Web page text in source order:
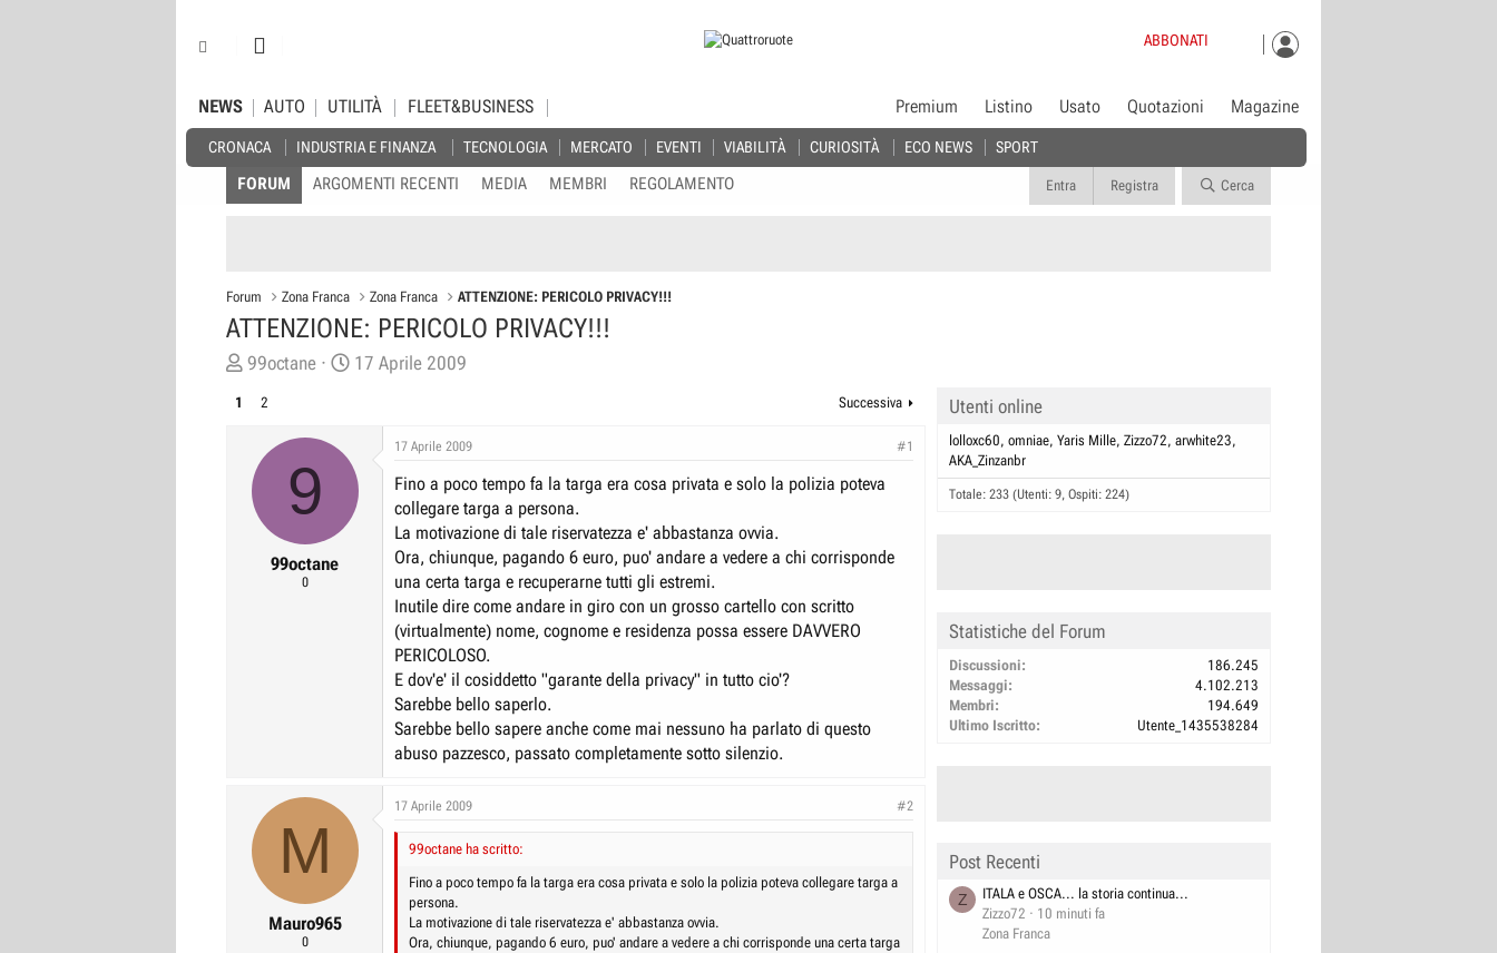
ABBONATI
NEWS
CRONACA INDUSTRIA E FINANZA TECNOLOGIA MERCATO EVENTI VIABILITÀ CURIOSITÀ ECO NEWS SPORT
AUTO UTILITÀ FLEET&BUSINESS Premium Listino Usato Quotazioni Magazine
FORUM ARGOMENTI RECENTI MEDIA MEMBRI REGOLAMENTO Entra Registra Cerca
Forum Zona Franca Zona Franca ATTENZIONE: PERICOLO PRIVACY!!!
ATTENZIONE: PERICOLO PRIVACY!!!
C
o
e
99octane
D
d
17 Aprile 2009
1 2 Successiva
9
99octane
0
17 Aprile 2009 #1
Fino a poco tempo fa la targa era cosa privata e solo la polizia poteva
collegare targa a persona.
La motivazione di tale riservatezza e' abbastanza ovvia.
Ora, chiunque, pagando 6 euro, puo' andare a vedere a chi corrisponde
una certa targa e recuperarne tutti gli estremi.
Inutile dire come andare in giro con un grosso cartello con scritto
(virtualmente) nome, cognome e residenza possa essere DAVVERO
PERICOLOSO.
E dov'e' il cosiddetto "garante della privacy" in tutto cio'?
Sarebbe bello saperlo.
Sarebbe bello sapere anche come mai nessuno ha parlato di questo
abuso pazzesco, passato completamente sotto silenzio.
M
Mauro965
0
17 Aprile 2009 #2
99octane ha scritto:
Fino a poco tempo fa la targa era cosa privata e solo la polizia poteva collegare targa a
persona.
La motivazione di tale riservatezza e' abbastanza ovvia.
Ora, chiunque, pagando 6 euro, puo' andare a vedere a chi corrisponde una certa targa
Utenti online
lolloxc60 omniae Yaris Mille Zizzo72 arwhite23
AKA_Zinzanbr
Totale: 233 (Utenti: 9, Ospiti: 224)
Statistiche del Forum
Discussioni
186.245
Messaggi
4.102.213
Membri
194.649
Ultimo Iscritto
Utente_1435538284
Post Recenti
Z
ITALA e OSCA... la storia continua...
Zizzo72
10 minuti fa
Zona Franca